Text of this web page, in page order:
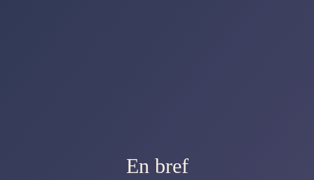
En bref